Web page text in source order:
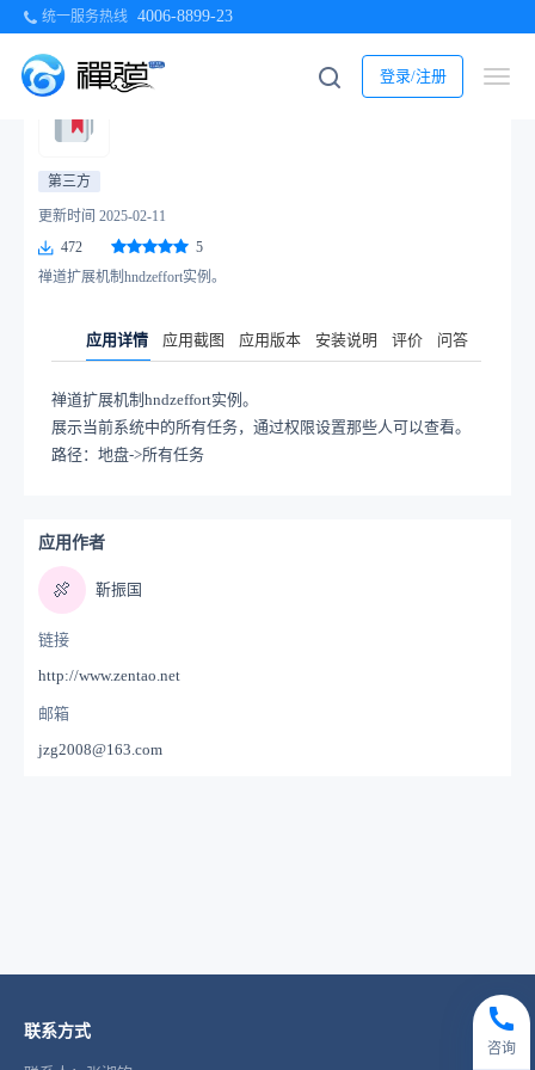
统一服务热线 4006-8899-23
登录/注册
所有任务 1.0
第三方
更新时间 2025-02-11
472
5
禅道扩展机制hndzeffort实例。
应用详情 应用截图 应用版本 安装说明 评价 问答
禅道扩展机制hndzeffort实例。
展示当前系统中的所有任务，通过权限设置那些人可以查看。
路径：地盘->所有任务
应用作者
🍖 靳振国
链接
http://www.zentao.net
邮箱
jzg2008@163.com
联系方式
咨询